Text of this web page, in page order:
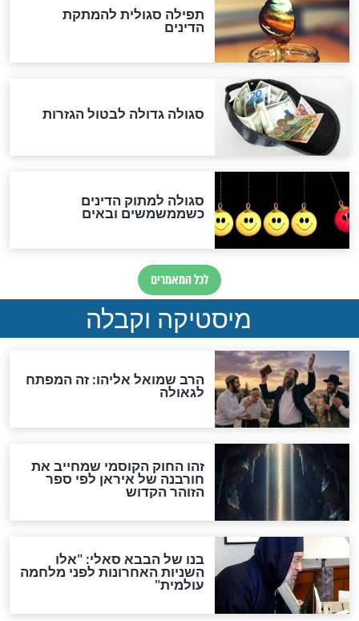
אחרית הימים
האם אפשר לחשב את הקץ?
מה יהיה בימות המשיח?
"לפני הגאולה תהיה אפיקורסות
והכחשה גדולה מאוד של
האמונה"
האם לאחר בוא המשיח יהיה
אפשר לחזור בתשובה?
לכל המאמרים